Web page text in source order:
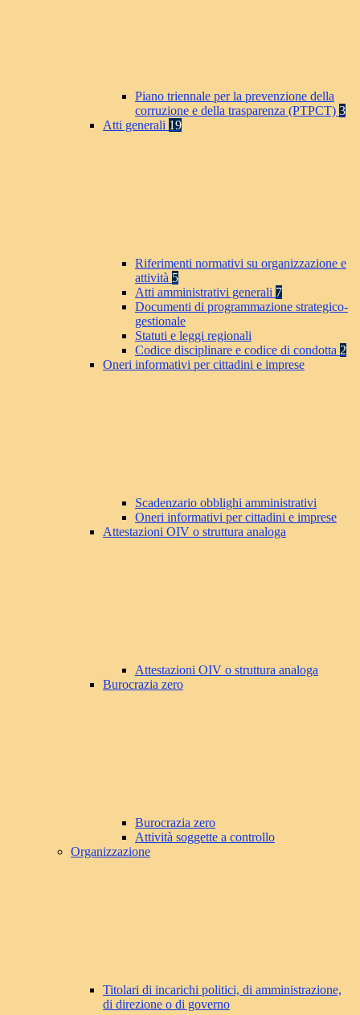
Piano triennale per la prevenzione della
corruzione e della trasparenza (PTPCT) 3
Atti generali 19
Riferimenti normativi su organizzazione e
attività 5
Atti amministrativi generali 7
Documenti di programmazione strategico-
gestionale
Statuti e leggi regionali
Codice disciplinare e codice di condotta 2
Oneri informativi per cittadini e imprese
Scadenzario obblighi amministrativi
Oneri informativi per cittadini e imprese
Attestazioni OIV o struttura analoga
Attestazioni OIV o struttura analoga
Burocrazia zero
Burocrazia zero
Attività soggette a controllo
Organizzazione
Titolari di incarichi politici, di amministrazione,
di direzione o di governo